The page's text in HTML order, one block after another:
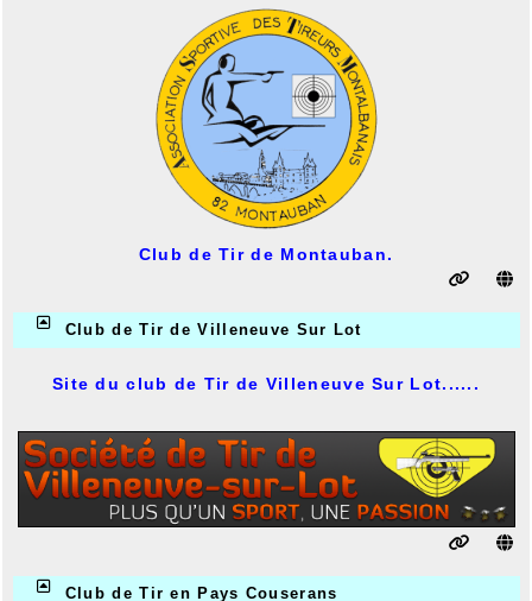
Club de Tir de Montauban.
Club de Tir de Villeneuve Sur Lot
Site du club de Tir de Villeneuve Sur Lot......
Club de Tir en Pays Couserans